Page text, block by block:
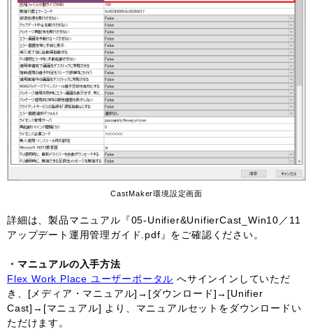
CastMaker環境設定画面
詳細は、製品マニュアル『05-Unifier&UnifierCast_Win10／11
アップデート運用管理ガイド.pdf』をご確認ください。
・マニュアルの入手方法
Flex Work Place ユーザーポータル へサインインしていただ
き、[メディア・マニュアル]→[ダウンロード]→[Unifier
Cast]→[マニュアル] より、マニュアルセットをダウンロードい
ただけます。